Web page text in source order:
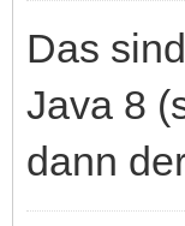
Das
Java 8
dann